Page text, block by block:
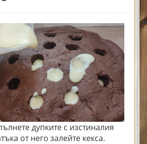
дупките с изстиналия
от него залейте кекса.